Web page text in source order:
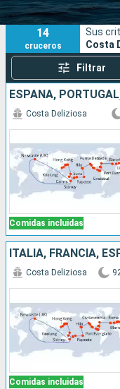
Puertos
14
cruceros
Sus
Costa
Filtrar
Comidas incluidas
Costa Deliziosa
Comidas incluidas
Costa Deliziosa